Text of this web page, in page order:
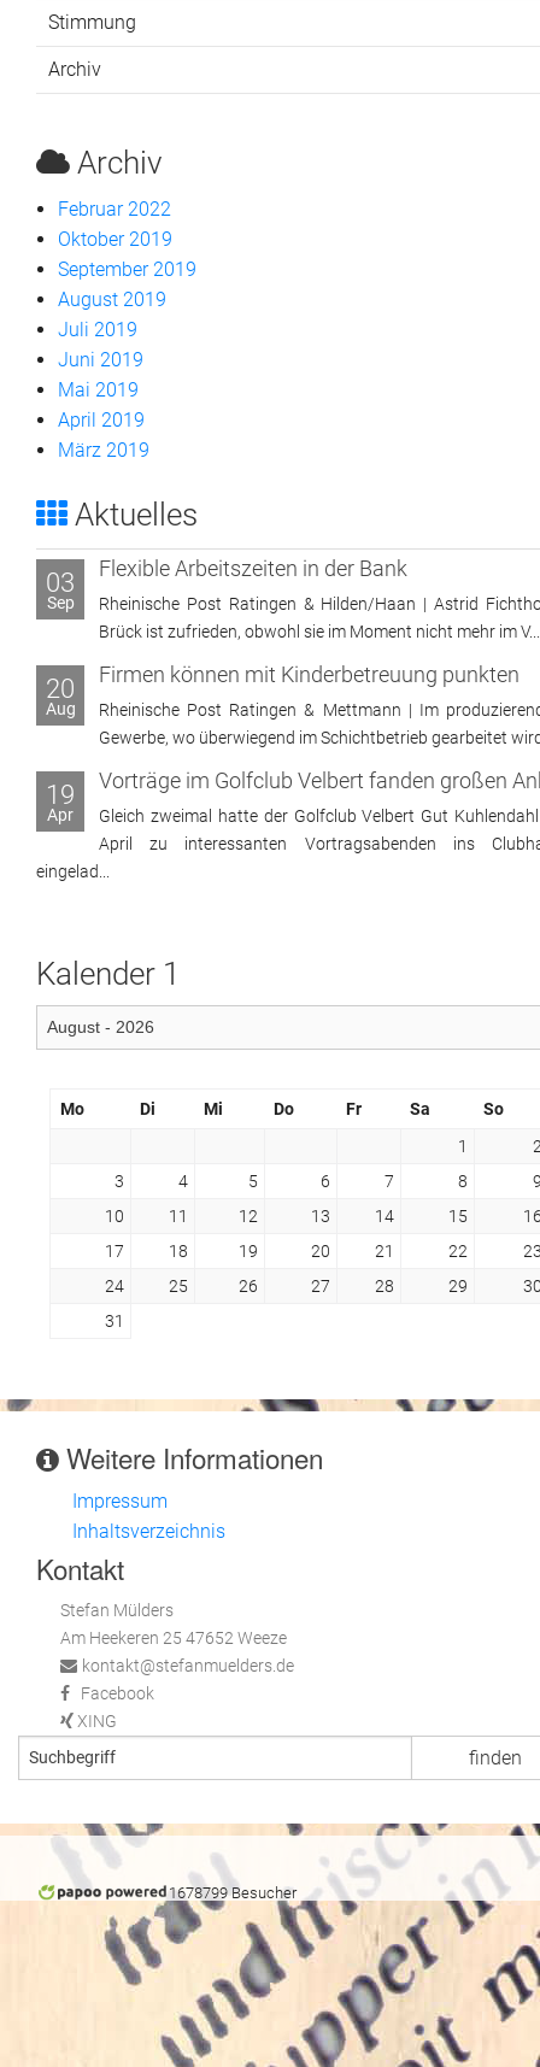
Stimmung
Archiv
Archiv
Februar 2022
Oktober 2019
September 2019
August 2019
Juli 2019
Juni 2019
Mai 2019
April 2019
März 2019
Aktuelles
03
Sep
Flexible Arbeitszeiten in der Bank
Rheinische Post Ratingen & Hilden/Haan | Astrid
Brück ist zufrieden, obwohl sie im Moment nicht mehr im V...
20
Aug
Firmen können mit Kinderbetreuung punkten
Rheinische Post Ratingen & Mettmann | Im
Gewerbe, wo überwiegend im Schichtbetrieb gearbeitet
19
Apr
Gleich zweimal hatte der Golfclub Velbert Gut
April zu interessanten Vortragsabenden ins
eingelad...
Kalender 1
Mo Di Mi Do Fr Sa
So
1
3
4 5 6 7 8
10
11 12 13 14 15
17
18 19 20 21 22
24
25 26 27 28 29
31
Weitere Informationen
Impressum
Inhaltsverzeichnis
Kontakt
Stefan Mülders
Am Heekeren 25 47652 Weeze
kontakt@stefanmuelders.de
Facebook
XING
1678799 Besucher